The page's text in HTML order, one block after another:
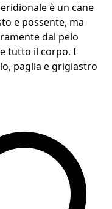
è un cane
e possente, ma
dal pelo
tutto il corpo. I
paglia e grigiastro